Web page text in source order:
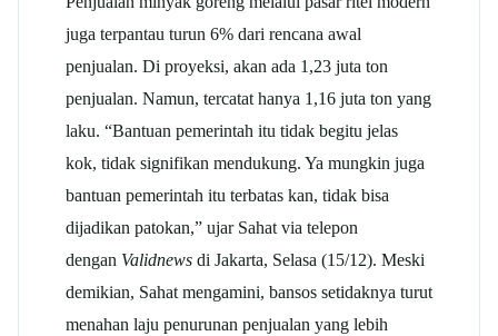
juga terpantau turun 6% dari rencana awal
penjualan. Di proyeksi, akan ada 1,23 juta ton
penjualan. Namun, tercatat hanya 1,16 juta ton yang
laku. “Bantuan pemerintah itu tidak begitu jelas
kok, tidak signifikan mendukung. Ya mungkin juga
bantuan pemerintah itu terbatas kan, tidak bisa
dijadikan patokan,” ujar Sahat via telepon
dengan Validnews di Jakarta, Selasa (15/12). Meski
demikian, Sahat mengamini, bansos setidaknya turut
menahan laju penurunan penjualan yang lebih